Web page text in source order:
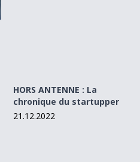
du startupper
HORS ANTENNE : La
chronique du startupper
21.12.2022